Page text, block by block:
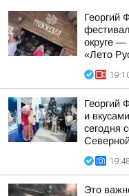
Георгий
округе —
«Лето
Георгий
и
сегодня
Это